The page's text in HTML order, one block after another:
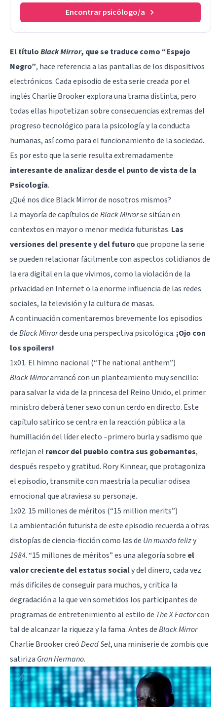
Encontrar psicólogo/a
El títuloBlack Mirror, que se traduce como “Espejo
Negro”, hace referencia a las pantallas de los dispositivos
electrónicos. Cada episodio de esta serie creada por el
inglés Charlie Brooker explora una trama distinta, pero
todas ellas hipotetizan sobre consecuencias extremas del
progreso tecnológico para la psicología y la conducta
humanas, así como para el funcionamiento de la sociedad.
Es por esto que la serie resulta extremadamente
interesante de analizar desde el punto de vista de la
Psicología.
¿Qué nos dice Black Mirror de nosotros mismos?
La mayoría de capítulos deBlack Mirrorse sitúan en
contextos en mayor o menor medida futuristas. Las
versiones del presente y del futuroque propone la serie
se pueden relacionar fácilmente con aspectos cotidianos de
la era digital en la que vivimos, como la violación de la
privacidad en Internet o la enorme influencia de las redes
sociales, la televisióny la cultura de masas.
A continuación comentaremos brevemente los episodios
deBlack Mirrordesde una perspectiva psicológica. ¡Ojo con
los spoilers!
1x01. El himno nacional (“The national anthem”)
Black Mirrorarrancó con un planteamiento muy sencillo:
para salvar la vida de la princesa del Reino Unido, el primer
ministro deberá tener sexo con un cerdo en directo. Este
capítulo satírico se centra en la reacción pública a la
humillación del líder electo –primero burla y sadismo que
reflejan el rencor del pueblo contra sus gobernantes,
después respeto y gratitud. Rory Kinnear, que protagoniza
el episodio, transmite con maestría la peculiar odisea
emocional que atraviesa su personaje.
1x02. 15 millones de méritos (“15 million merits”)
La ambientación futurista de este episodio recuerda a otras
distopías de ciencia-ficcióncomo las de Un mundo felizy
1984. “15 millones de méritos” es una alegoría sobre el
valor creciente del estatus socialy deldinero, cada vez
más difíciles de conseguir para muchos, y critica la
degradación a la que ven sometidos los participantes de
programas de entretenimiento al estilo de The X Factorcon
tal de alcanzar la riqueza y la fama. Antes deBlack Mirror
Charlie Brooker creóDead Set, una miniserie de zombis que
satiriza Gran Hermano.